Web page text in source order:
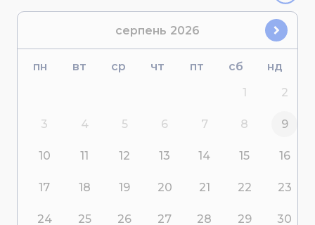
серпень 2026
пн вт ср чт пт сб
нд
1
2
3 4 5 6 7 8 9
10 11 12 13 14 15 16
17 18 19 20 21 22 23
24 25 26 27 28 29 30